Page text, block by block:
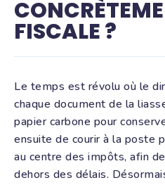
FISCALE ?
Le temps est révolu où le
chaque document de la
papier carbone pour
ensuite de courir à la poste
au centre des impôts, afin
dehors des délais.